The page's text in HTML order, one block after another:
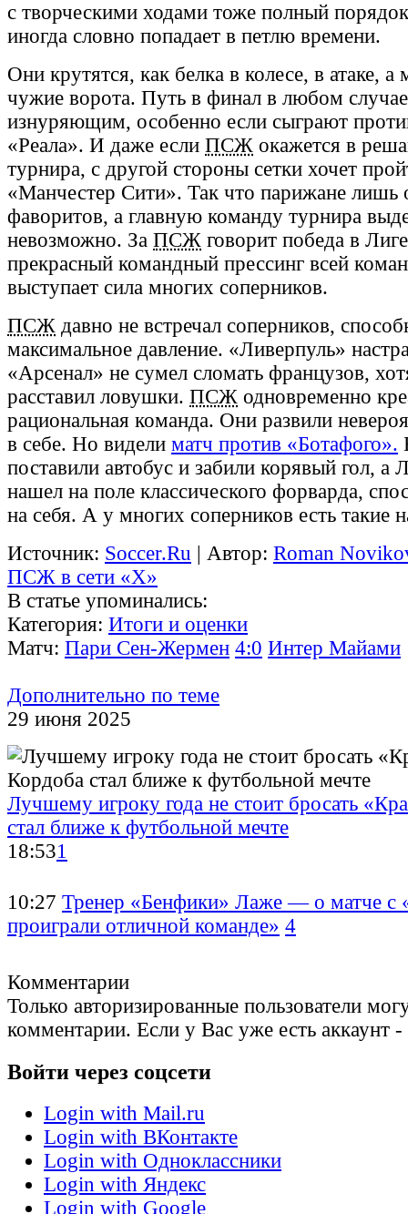
с творческими ходами тоже полный
иногда словно попадает в петлю времени.
Они крутятся, как белка в колесе, в атаке, а
чужие ворота. Путь в финал в любом
изнуряющим, особенно если сыграют
«Реала». И даже если ПСЖ окажется в
турнира, с другой стороны сетки хочет
«Манчестер Сити». Так что парижане лишь
фаворитов, а главную команду турнира
невозможно. За ПСЖ говорит победа в
прекрасный командный прессинг всей
выступает сила многих соперников.
ПСЖ давно не встречал соперников,
максимальное давление. «Ливерпуль»
«Арсенал» не сумел сломать французов,
расставил ловушки. ПСЖ одновременно
рациональная команда. Они развили
в себе. Но видели матч против «Ботафого».
поставили автобус и забили корявый гол, а
нашел на поле классического форварда,
на себя. А у многих соперников есть такие
Источник: Soccer.Ru | Автор: Roman
ПСЖ в сети «X»
В статье упоминались:
Категория: Итоги и оценки
Матч: Пари Сен-Жермен 4:0 Интер Майами
Дополнительно по теме
29 июня 2025
Лучшему игроку года не стоит бросать
стал ближе к футбольной мечте
18:531
10:27 Тренер «Бенфики» Лаже — о матче с
проиграли отличной команде» 4
Комментарии
Только авторизированные пользователи
комментарии. Если у Вас уже есть аккаунт -
Войти через соцсети
Login with Mail.ru
Login with ВКонтакте
Login with Одноклассники
Login with Яндекс
Login with Google